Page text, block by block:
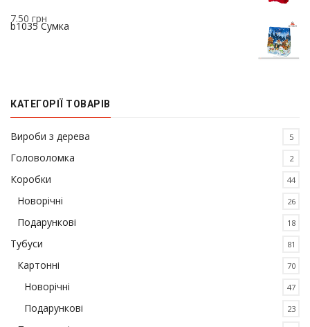
b1035 Сумка
7.50 грн
КАТЕГОРІЇ ТОВАРІВ
Вироби з дерева 5
Головоломка 2
Коробки 44
Новорічні 26
Подарункові 18
Тубуси 81
Картонні 70
Новорічні 47
Подарункові 23